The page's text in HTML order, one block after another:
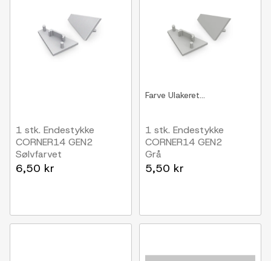
1 stk. Endestykke
CORNER14 GEN2
Sølvfarvet
6,50 kr
Farve Ulakeret...
1 stk. Endestykke
CORNER14 GEN2
Grå
5,50 kr